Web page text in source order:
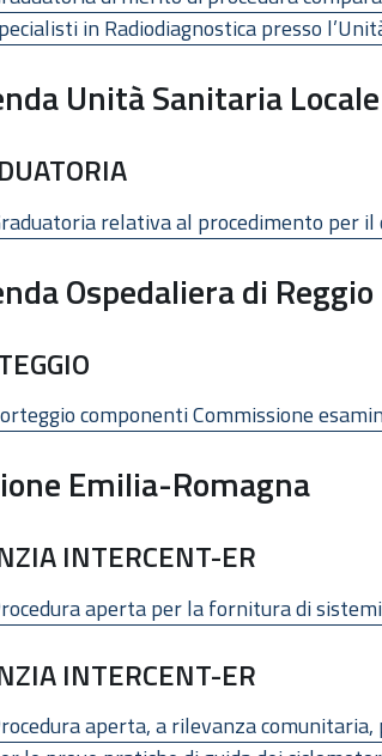
in Radiodiagnostica presso
Unità Sanitaria
relativa al procedimento per
Ospedaliera di
componenti Commissione
Emilia-Romagna
INTERCENT-ER
aperta per la fornitura di
INTERCENT-ER
aperta, a rilevanza